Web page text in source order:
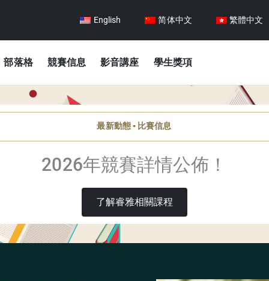
English 简体中文 繁體中文
部落格 競賽信息 影音講座 學生獎項
最新動態 ▪️ 比賽信息
2026年競賽詳情公佈！
了解睿雅相關課程